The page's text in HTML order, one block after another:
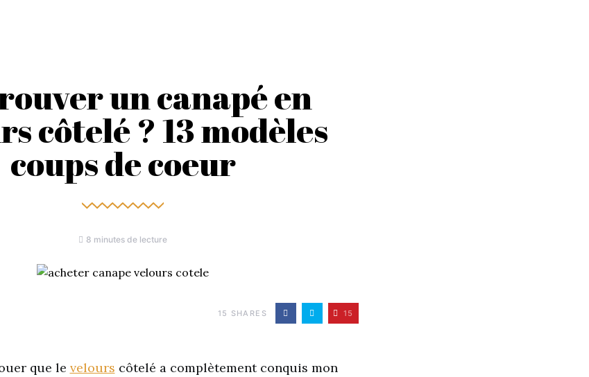
un canapé en
côtelé ? 13 modèles
coups de coeur
8 minutes de lecture
15 SHARES 15
que le velours côtelé a complètement conquis mon